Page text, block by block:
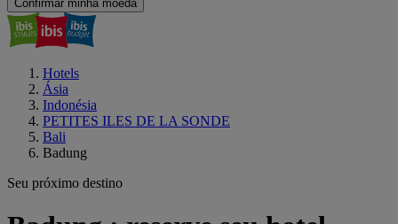
Confirmar minha moeda
Hotels
Ásia
Indonésia
PETITES ILES DE LA SONDE
Bali
Badung
Seu próximo destino